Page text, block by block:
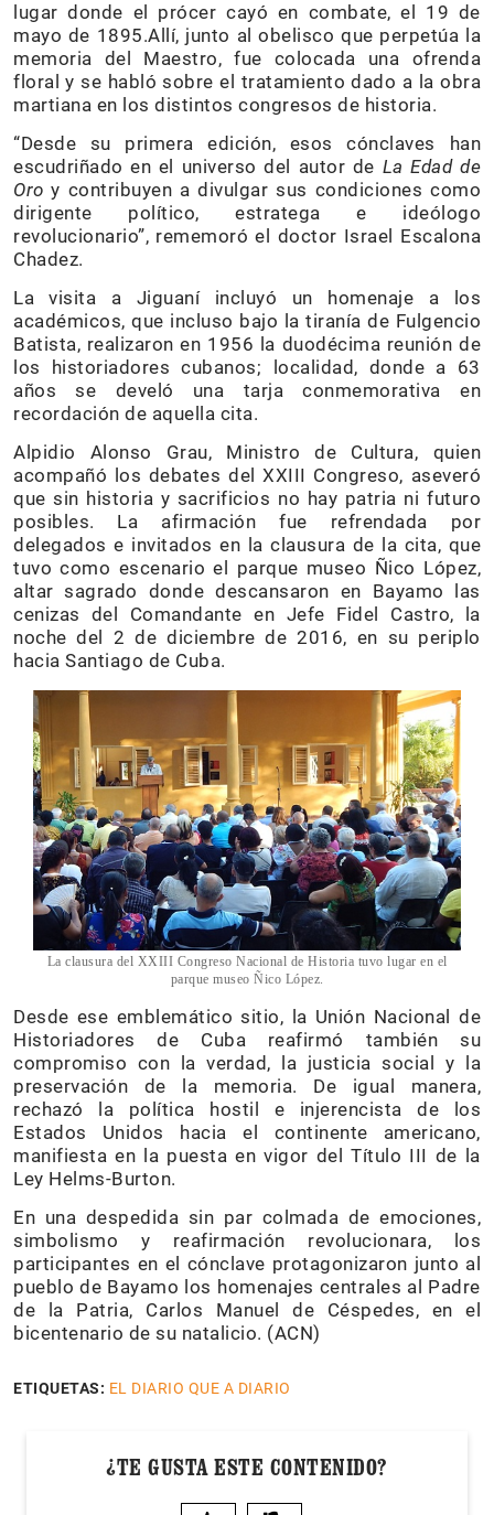
lugar donde el prócer cayó en combate, el 19 de
mayo de 1895.Allí, junto al obelisco que perpetúa la
memoria del Maestro, fue colocada una ofrenda
floral y se habló sobre el tratamiento dado a la obra
martiana en los distintos congresos de historia.
“Desde su primera edición, esos cónclaves han
escudriñado en el universo del autor de La Edad de
Oro y contribuyen a divulgar sus condiciones como
dirigente político, estratega e ideólogo
revolucionario”, rememoró el doctor Israel Escalona
Chadez.
La visita a Jiguaní incluyó un homenaje a los
académicos, que incluso bajo la tiranía de Fulgencio
Batista, realizaron en 1956 la duodécima reunión de
los historiadores cubanos; localidad, donde a 63
años se develó una tarja conmemorativa en
recordación de aquella cita.
Alpidio Alonso Grau, Ministro de Cultura, quien
acompañó los debates del XXIII Congreso, aseveró
que sin historia y sacrificios no hay patria ni futuro
posibles. La afirmación fue refrendada por
delegados e invitados en la clausura de la cita, que
tuvo como escenario el parque museo Ñico López,
altar sagrado donde descansaron en Bayamo las
cenizas del Comandante en Jefe Fidel Castro, la
noche del 2 de diciembre de 2016, en su periplo
hacia Santiago de Cuba.
La clausura del XXIII Congreso Nacional de Historia tuvo lugar en el
parque museo Ñico López.
Desde ese emblemático sitio, la Unión Nacional de
Historiadores de Cuba reafirmó también su
compromiso con la verdad, la justicia social y la
preservación de la memoria. De igual manera,
rechazó la política hostil e injerencista de los
Estados Unidos hacia el continente americano,
manifiesta en la puesta en vigor del Título III de la
Ley Helms-Burton.
En una despedida sin par colmada de emociones,
simbolismo y reafirmación revolucionara, los
participantes en el cónclave protagonizaron junto al
pueblo de Bayamo los homenajes centrales al Padre
de la Patria, Carlos Manuel de Céspedes, en el
bicentenario de su natalicio. (ACN)
ETIQUETAS: EL DIARIO QUE A DIARIO
¿TE GUSTA ESTE CONTENIDO?